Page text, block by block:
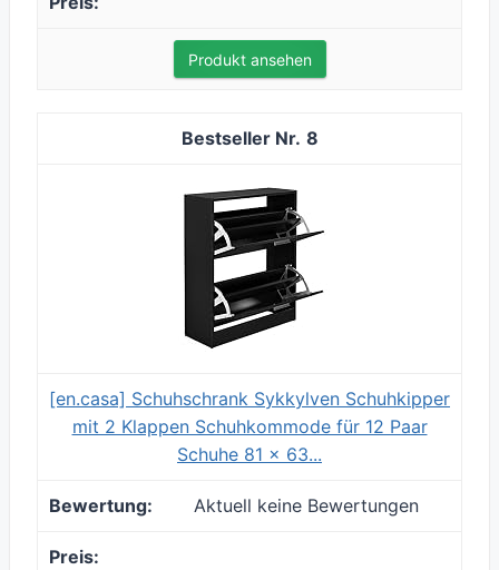
Produkt ansehen
8
[en.casa] Schuhschrank Sykkylven Schuhkipper
mit 2 Klappen Schuhkommode für 12 Paar
Schuhe 81 x 63...
Aktuell keine Bewertungen